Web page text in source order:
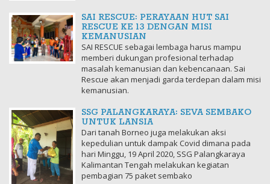
SAI RESCUE: PERAYAAN HUT SAI
RESCUE KE 13 DENGAN MISI
KEMANUSIAN
SAI RESCUE sebagai lembaga harus mampu
memberi dukungan profesional terhadap
masalah kemanusian dan kebencanaan. Sai
Rescue akan menjadi garda terdepan dalam misi
kemanusian.
SSG PALANGKARAYA: SEVA SEMBAKO
UNTUK LANSIA
Dari tanah Borneo juga melakukan aksi
kepedulian untuk dampak Covid dimana pada
hari Minggu, 19 April 2020, SSG Palangkaraya
Kalimantan Tengah melakukan kegiatan
pembagian 75 paket sembako